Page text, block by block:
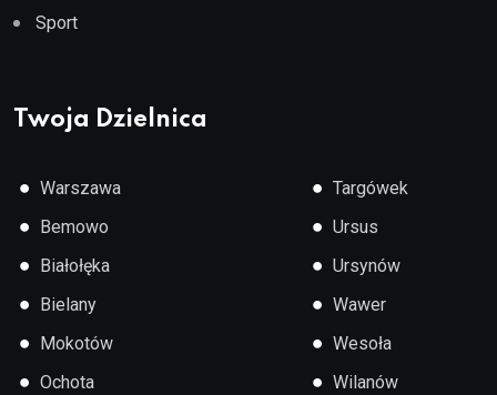
Sport
Twoja Dzielnica
● Warszawa
● Bemowo
● Białołęka
● Bielany
● Mokotów
● Ochota
● Targówek
● Ursus
● Ursynów
● Wawer
● Wesoła
● Wilanów